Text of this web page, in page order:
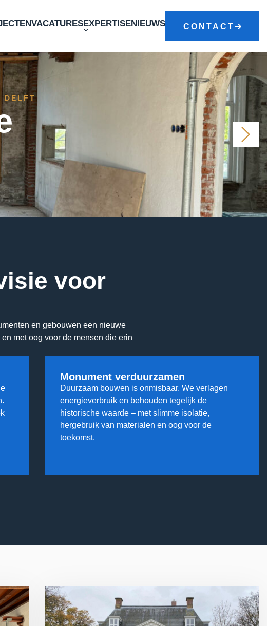
VACATURESEXPERTISENIEUWS CONTACT
voor
en gebouwen een nieuwe
met oog voor de mensen die erin
Monument verduurzamen
Duurzaam bouwen is onmisbaar. We verlagen
energieverbruik en behouden tegelijk de
historische waarde – met slimme isolatie,
hergebruik van materialen en oog voor de
toekomst.